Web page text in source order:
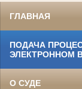
ГЛАВНАЯ
ПОДАЧА
ЭЛЕКТРОННОМ
О СУДЕ